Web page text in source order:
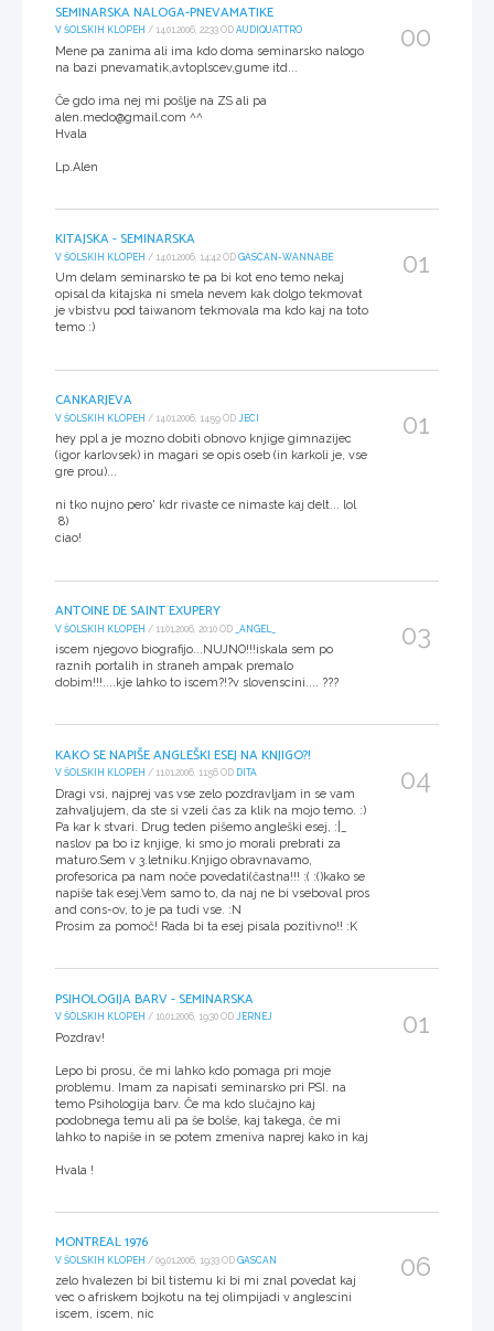
SEMINARSKA NALOGA-PNEVAMATIKE
V ŠOLSKIH KLOPEH / 14.01.2006, 22:33 OD AUDIQUATTRO
Mene pa zanima ali ima kdo doma seminarsko nalogo
na bazi pnevamatik,avtoplscev,gume itd...
Če gdo ima nej mi pošlje na ZS ali pa
alen.medo@gmail.com ^^
Hvala
Lp.Alen
00
KITAJSKA - SEMINARSKA
V ŠOLSKIH KLOPEH / 14.01.2006, 14:42 OD GASCAN-WANNABE
Um delam seminarsko te pa bi kot eno temo nekaj
opisal da kitajska ni smela nevem kak dolgo tekmovat
je vbistvu pod taiwanom tekmovala ma kdo kaj na toto
temo :)
01
CANKARJEVA
V ŠOLSKIH KLOPEH / 14.01.2006, 14:59 OD JECI
hey ppl a je mozno dobiti obnovo knjige gimnazijec
(igor karlovsek) in magari se opis oseb (in karkoli je, vse
gre prou)...
ni tko nujno pero' kdr rivaste ce nimaste kaj delt... lol
8)
ciao!
01
ANTOINE DE SAINT EXUPERY
V ŠOLSKIH KLOPEH / 11.01.2006, 20:10 OD _ANGEL_
iscem njegovo biografijo...NUJNO!!!iskala sem po
raznih portalih in straneh ampak premalo
dobim!!!....kje lahko to iscem?!?v slovenscini.... ???
03
KAKO SE NAPIŠE ANGLEŠKI ESEJ NA KNJIGO?!
V ŠOLSKIH KLOPEH / 11.01.2006, 11:56 OD DITA
Dragi vsi, najprej vas vse zelo pozdravljam in se vam
zahvaljujem, da ste si vzeli čas za klik na mojo temo. :)
Pa kar k stvari. Drug teden pišemo angleški esej, :|_
naslov pa bo iz knjige, ki smo jo morali prebrati za
maturo.Sem v 3.letniku.Knjigo obravnavamo,
profesorica pa nam noče povedati(častna!!! :( :()kako se
napiše tak esej.Vem samo to, da naj ne bi vseboval pros
and cons-ov, to je pa tudi vse. :N
Prosim za pomoč! Rada bi ta esej pisala pozitivno!! :K
04
PSIHOLOGIJA BARV - SEMINARSKA
V ŠOLSKIH KLOPEH / 10.01.2006, 19:30 OD JERNEJ
Pozdrav!
Lepo bi prosu, če mi lahko kdo pomaga pri moje
problemu. Imam za napisati seminarsko pri PSI. na
temo Psihologija barv. Če ma kdo slučajno kaj
podobnega temu ali pa še bolše, kaj takega, če mi
lahko to napiše in se potem zmeniva naprej kako in kaj
Hvala !
01
MONTREAL 1976
V ŠOLSKIH KLOPEH / 09.01.2006, 19:33 OD GASCAN
zelo hvalezen bi bil tistemu ki bi mi znal povedat kaj
vec o afriskem bojkotu na tej olimpijadi v anglescini
iscem, iscem, nic
06